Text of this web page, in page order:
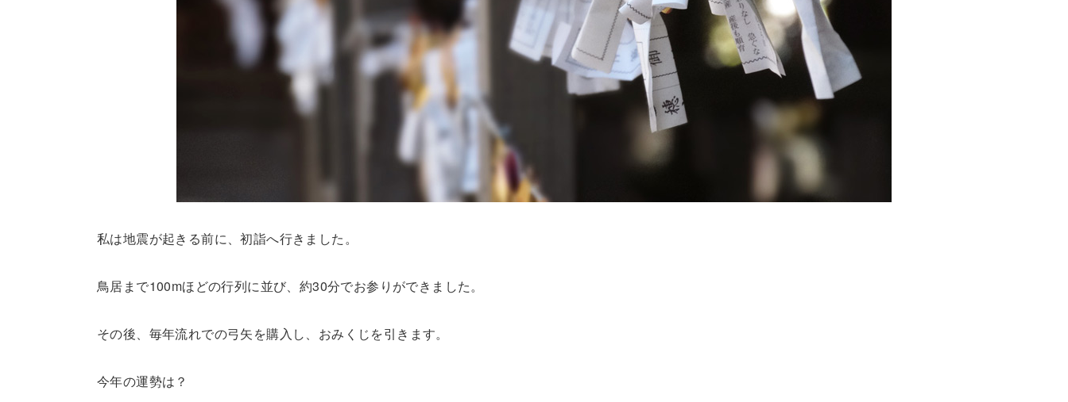
私は地震が起きる前に、初詣へ行きました。
鳥居まで100mほどの行列に並び、約30分でお参りができました。
その後、毎年流れでの弓矢を購入し、おみくじを引きます。
今年の運勢は？